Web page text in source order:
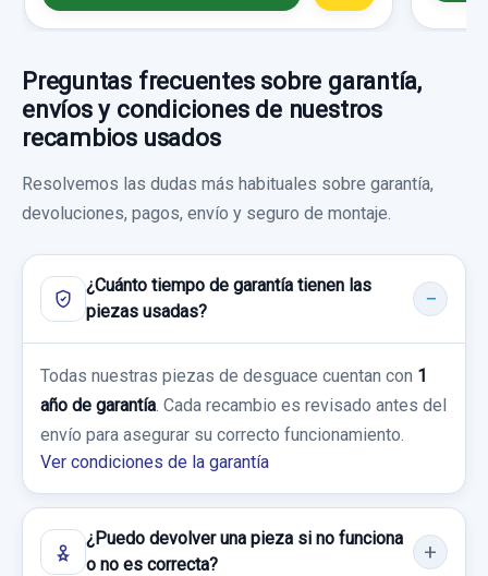
MANDO LIMPIA 8200328896
Garantía 1 año
Ref:449120 OEM:8200328896
7,43 €
Sin IVA, gastos de envío no incluidos.
Preguntas frecuentes sobre garantía,
envíos y condiciones de nuestros
recambios usados
Resolvemos las dudas más habituales sobre garantía,
devoluciones, pagos, envío y seguro de montaje.
¿Cuánto tiempo de garantía tienen las
piezas usadas?
Todas nuestras piezas de desguace cuentan con 1
año de garantía . Cada recambio es revisado antes del
envío para asegurar su correcto funcionamiento.
Ver condiciones de la garantía
¿Puedo devolver una pieza si no funciona
o no es correcta?